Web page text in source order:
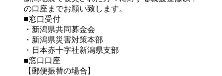
の口座までお願い致します。
■窓口受付
・新潟県共同募金会
・新潟県災害対策本部
・日本赤十字社新潟県支部
■窓口口座
【郵便振替の場合】